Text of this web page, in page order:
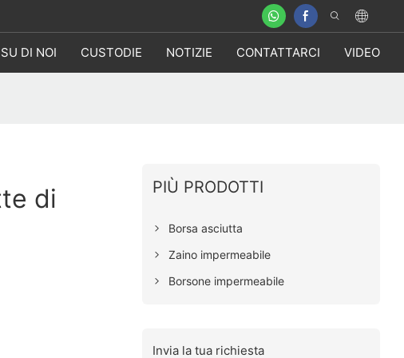
SU DI NOI CUSTODIE NOTIZIE CONTATTARCI VIDEO
di
PIÙ PRODOTTI
Borsa asciutta
Zaino impermeabile
Borsone impermeabile
Invia la tua richiesta